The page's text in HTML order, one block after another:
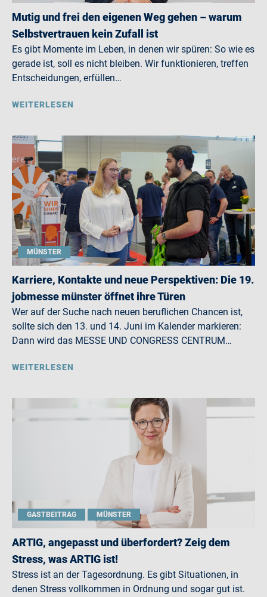
Mutig und frei den eigenen Weg gehen – warum
Selbstvertrauen kein Zufall ist
Es gibt Momente im Leben, in denen wir spüren: So wie es
gerade ist, soll es nicht bleiben. Wir funktionieren, treffen
Entscheidungen, erfüllen…
WEITERLESEN
MÜNSTER
Karriere, Kontakte und neue Perspektiven: Die 19.
jobmesse münster öffnet ihre Türen
Wer auf der Suche nach neuen beruflichen Chancen ist,
sollte sich den 13. und 14. Juni im Kalender markieren:
Dann wird das MESSE UND CONGRESS CENTRUM…
WEITERLESEN
GASTBEITRAG MÜNSTER
ARTIG, angepasst und überfordert? Zeig dem
Stress, was ARTIG ist!
Stress ist an der Tagesordnung. Es gibt Situationen, in
denen Stress vollkommen in Ordnung und sogar gut ist.